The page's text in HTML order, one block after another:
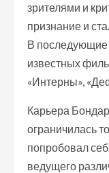
зрителями и
признание и
В последующие
известных
«Интерны»,
Карьера
ограничилась
попробовал
ведущего